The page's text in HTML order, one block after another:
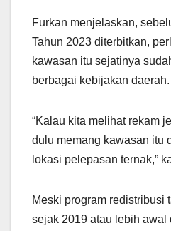
Furkan menjelaskan,
Tahun 2023 diterbitkan,
kawasan itu sejatinya
berbagai kebijakan daerah.
“Kalau kita melihat rekam
dulu memang kawasan itu
lokasi pelepasan ternak,”
Meski program redistribusi
sejak 2019 atau lebih awal